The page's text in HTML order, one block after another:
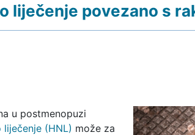
liječenje povezano s
u postmenopuzi
(HNL) može za